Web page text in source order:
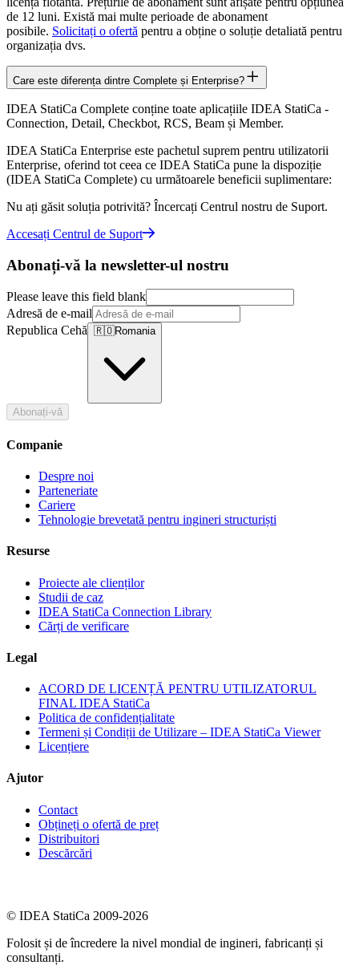
de 12 luni. Există mai multe perioade de abonament
posibile. Solicitați o ofertă pentru a obține o soluție detaliată pentru
organizația dvs.
Care este diferența dintre Complete și Enterprise?
IDEA StatiCa Complete conține toate aplicațiile IDEA StatiCa -
Connection, Detail, Checkbot, RCS, Beam și Member.
IDEA StatiCa Enterprise este pachetul suprem pentru utilizatorii
Enterprise, oferind tot ceea ce IDEA StatiCa pune la dispoziție
(IDEA StatiCa Complete) cu următoarele beneficii suplimentare:
Nu ați găsit soluția potrivită? Încercați Centrul nostru de Suport.
Accesați Centrul de Suport
Abonați-vă la newsletter-ul nostru
Please leave this field blank
Adresă de e-mail
Republica Cehă 🇷🇴Romania
Abonați-vă
Companie
Despre noi
Parteneriate
Cariere
Tehnologie brevetată pentru ingineri structuriști
Resurse
Proiecte ale clienților
Studii de caz
IDEA StatiCa Connection Library
Cărți de verificare
Legal
ACORD DE LICENȚĂ PENTRU UTILIZATORUL
FINAL IDEA StatiCa
Politica de confidențialitate
Termeni și Condiții de Utilizare – IDEA StatiCa Viewer
Licențiere
Ajutor
Contact
Obțineți o ofertă de preț
Distribuitori
Descărcări
© IDEA StatiCa 2009-2026
Folosit și de încredere la nivel mondial de ingineri, fabricanți și
consultanți.